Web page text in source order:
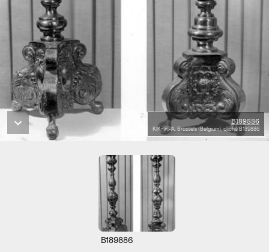
B189886
KIK-IRPA, Brussels (Belgium), cliché B189886
B189886